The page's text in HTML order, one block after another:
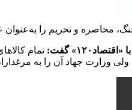
محاصره و تحریم را
گفت:
تمام
ولی وزارت جهاد آن را به